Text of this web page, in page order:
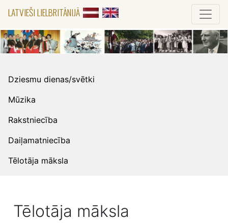
LATVIEŠI LIELBRITĀNIJĀ
Dziesmu dienas/svētki
Mūzika
Rakstniecība
Daiļamatniecība
Tēlotāja māksla
Tēlotāja māksla